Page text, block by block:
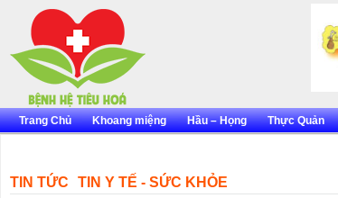
Trang Chủ Khoang miệng Hầu – Họng Thực Quản
TIN TỨC TIN Y TẾ - SỨC KHỎE